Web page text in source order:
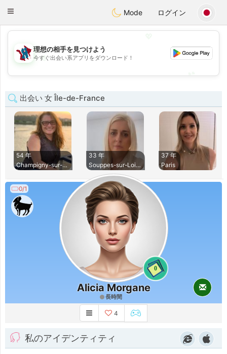
Taimerais
Toggle
Mode ログイン
💖
💕
理想の相手を見つけよう
今すぐ出会い系アプリをダウンロード！
出会い 女 Île-de-France
54 年
Champigny-sur-Marn
33 年
Souppes-sur-Loing
37 年
Paris
0/1
0
Alicia Morgane
長時間
4
私のアイデンティティ